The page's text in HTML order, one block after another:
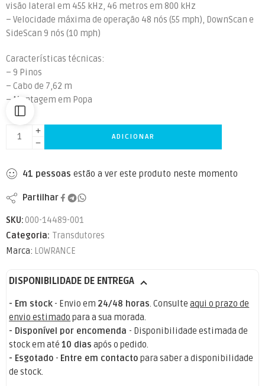
visão lateral em 455 kHz, 46 metros em 800 kHz
– Velocidade máxima de operação 48 nós (55 mph), DownScan e
SideScan 9 nós (10 mph)
Características técnicas:
– 9 Pinos
– Cabo de 7,62 m
– Montagem em Popa
ADICIONAR
41 pessoas estão a ver este produto neste momento
Partilhar
SKU: 000-14489-001
Categoria: Transdutores
Marca: LOWRANCE
DISPONIBILIDADE DE ENTREGA
- Em stock - Envio em 24/48 horas. Consulteaqui o prazo de
envio estimado para a sua morada.
- Disponível por encomenda - Disponibilidade estimada de
stock em até10 dias após o pedido.
- Esgotado - Entre em contacto para saber a disponibilidade
de stock.